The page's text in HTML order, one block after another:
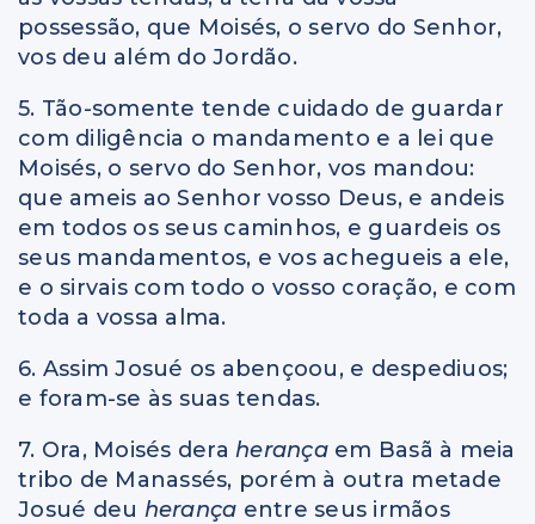
possessão, que Moisés, o servo do Senhor,
vos deu além do Jordão.
5. Tão-somente tende cuidado de guardar
com diligência o mandamento e a lei que
Moisés, o servo do Senhor, vos mandou:
que ameis ao Senhor vosso Deus, e andeis
em todos os seus caminhos, e guardeis os
seus mandamentos, e vos achegueis a ele,
e o sirvais com todo o vosso coração, e com
toda a vossa alma.
6. Assim Josué os abençoou, e despediuos;
e foram-se às suas tendas.
7. Ora, Moisés dera herança em Basã à meia
tribo de Manassés, porém à outra metade
Josué deu herança entre seus irmãos